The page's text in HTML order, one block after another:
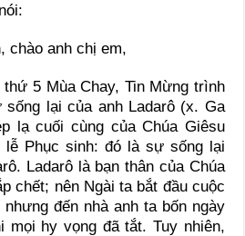
chào anh chị em,
thứ 5 Mùa Chay, Tin Mừng trình
lại của anh Ladarô (x. Ga
lạ cuối cùng của Chúa Giêsu
Phục sinh: đó là sự sống lại
Ladarô là bạn thân của Chúa
chết; nên Ngài ta bắt đầu cuộc
đến nhà anh ta bốn ngày
mọi hy vọng đã tắt. Tuy nhiên,